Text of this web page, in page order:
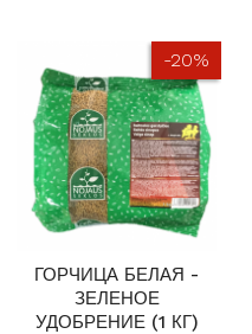
-20%
ГОРЧИЦА БЕЛАЯ -
ЗЕЛЕНОЕ
УДОБРЕНИЕ (1 КГ)